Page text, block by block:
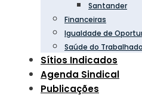
Santander
Financeiras
Igualdade de
Saúde do
Sítios Indicados
Agenda Sindical
Publicações